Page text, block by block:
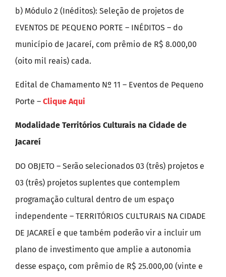
b) Módulo 2 (Inéditos): Seleção de projetos de
EVENTOS DE PEQUENO PORTE – INÉDITOS – do
município de Jacareí, com prêmio de R$ 8.000,00
(oito mil reais) cada.
Edital de Chamamento Nº 11 – Eventos de Pequeno
Porte – Clique Aqui
Modalidade Territórios Culturais na Cidade de
Jacareí
DO OBJETO – Serão selecionados 03 (três) projetos e
03 (três) projetos suplentes que contemplem
programação cultural dentro de um espaço
independente – TERRITÓRIOS CULTURAIS NA CIDADE
DE JACAREÍ e que também poderão vir a incluir um
plano de investimento que amplie a autonomia
desse espaço, com prêmio de R$ 25.000,00 (vinte e